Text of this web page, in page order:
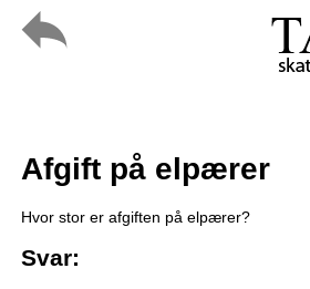
Afgift på elpærer
Hvor stor er afgiften på elpærer?
Svar: